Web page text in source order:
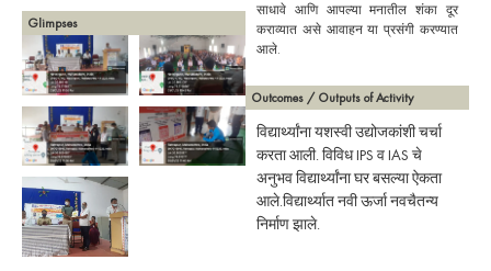
Glimpses
साधावे आणि आपल्या मनातील शंका दूर
कराव्यात असे आवाहन या प्रसंगी करण्यात
आले.
Outcomes / Outputs of Activity
विद्यार्थ्यांना यशस्वी उद्योजकांशी चर्चा
करता आली. विविध IPS व IAS चे
अनुभव विद्यार्थ्यांना घर बसल्या ऐकता
आले.विद्यार्थ्यात नवी ऊर्जा नवचैतन्य
निर्माण झाले.